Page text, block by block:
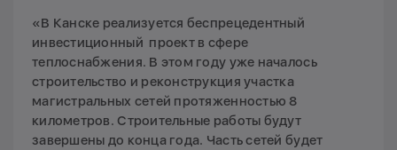
«В Канске реализуется беспрецедентный
инвестиционный проект в сфере
теплоснабжения. В этом году уже началось
строительство и реконструкция участка
магистральных сетей протяженностью 8
километров. Строительные работы будут
завершены до конца года. Часть сетей будет